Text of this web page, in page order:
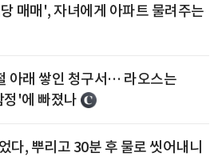
매매', 자녀에게 아파트 물려주는
아래 쌓인 청구서… 라오스는
정'에 빠졌나
다, 뿌리고 30분 후 물로 씻어내니